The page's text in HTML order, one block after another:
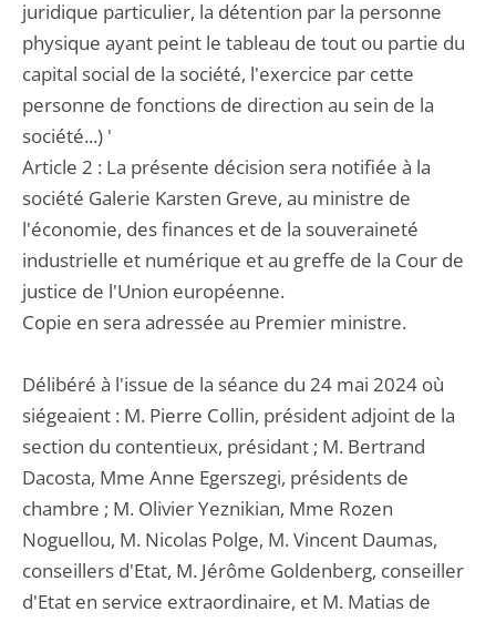
juridique particulier, la détention par la personne
physique ayant peint le tableau de tout ou partie du
capital social de la société, l'exercice par cette
personne de fonctions de direction au sein de la
société...) '
Article 2 : La présente décision sera notifiée à la
société Galerie Karsten Greve, au ministre de
l'économie, des finances et de la souveraineté
industrielle et numérique et au greffe de la Cour de
justice de l'Union européenne.
Copie en sera adressée au Premier ministre.
Délibéré à l'issue de la séance du 24 mai 2024 où
siégeaient : M. Pierre Collin, président adjoint de la
section du contentieux, présidant ; M. Bertrand
Dacosta, Mme Anne Egerszegi, présidents de
chambre ; M. Olivier Yeznikian, Mme Rozen
Noguellou, M. Nicolas Polge, M. Vincent Daumas,
conseillers d'Etat, M. Jérôme Goldenberg, conseiller
d'Etat en service extraordinaire, et M. Matias de